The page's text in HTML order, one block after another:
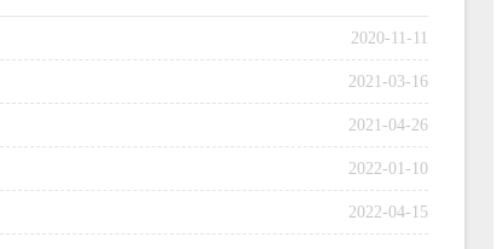
2020-11-11
2021-03-16
2021-04-26
2022-01-10
2022-04-15